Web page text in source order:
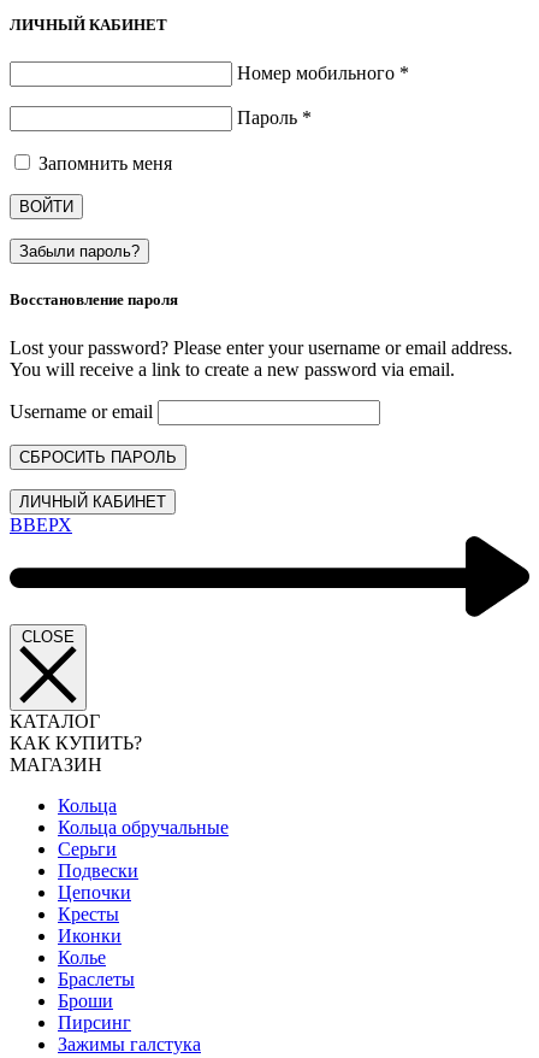
ЛИЧНЫЙ КАБИНЕТ
Номер мобильного *
Пароль *
Запомнить меня
ВОЙТИ
Забыли пароль?
Восстановление пароля
Lost your password? Please enter your username or email address.
You will receive a link to create a new password via email.
Username or email
СБРОСИТЬ ПАРОЛЬ
ЛИЧНЫЙ КАБИНЕТ
ВВЕРХ
CLOSE
КАТАЛОГ
КАК КУПИТЬ?
МАГАЗИН
Кольца
Кольца обручальные
Серьги
Подвески
Цепочки
Кресты
Иконки
Колье
Браслеты
Броши
Пирсинг
Зажимы галстука